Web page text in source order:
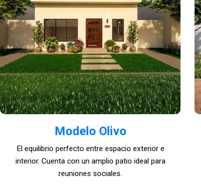
Modelo Olivo
El equilibrio perfecto entre espacio exterior e
interior. Cuenta con un amplio patio ideal para
reuniones sociales.